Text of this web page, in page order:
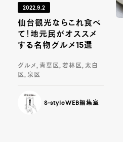
2022.9.2
仙台観光ならこれ食べ
て！地元民がオススメ
する名物グルメ15選
グルメ, 青葉区, 若林区, 太白
区, 泉区
S-styleWEB編集室